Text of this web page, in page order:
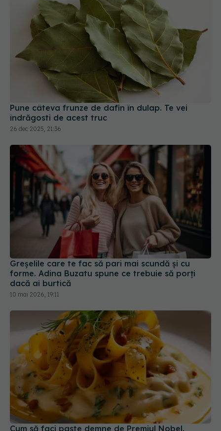
Pune câteva frunze de dafin în dulap. Te vei
îndrăgosti de acest truc
26 dec 2025, 21:36
Greșelile care te fac să pari mai scundă și cu
forme. Adina Buzatu spune ce trebuie să porți
dacă ai burtică
10 mai 2026, 19:11
Cum să faci paste demne de Premiul Nobel.